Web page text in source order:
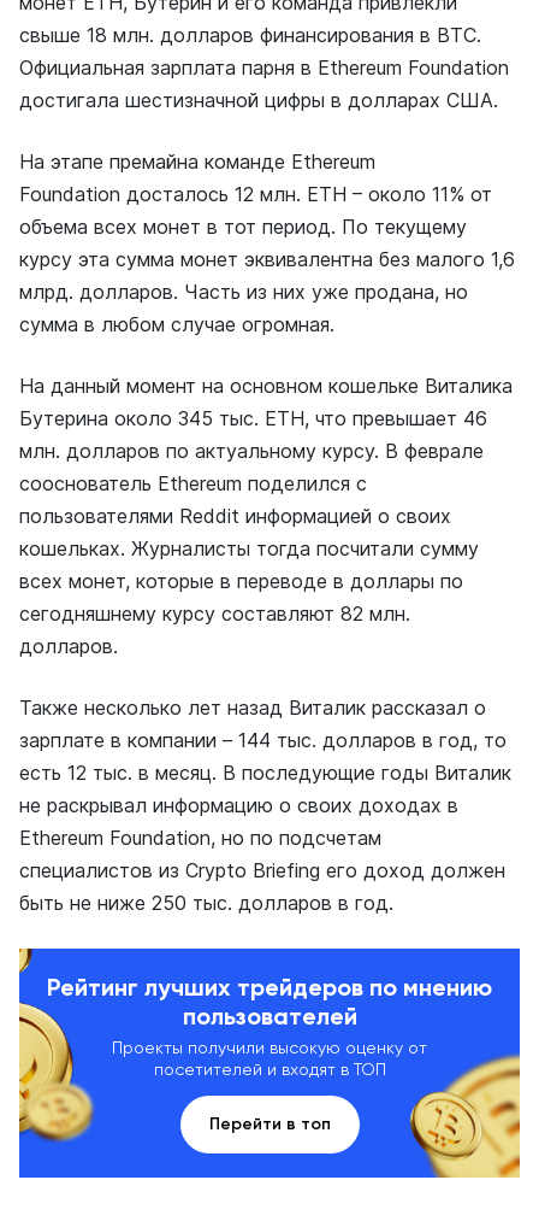
свыше 18 млн. долларов финансирования в BTC.
Официальная зарплата парня в Ethereum Foundation
достигала шестизначной цифры в долларах США.
На этапе премайна команде Ethereum
Foundation досталось 12 млн. ETH – около 11% от
объема всех монет в тот период. По текущему
курсу эта сумма монет эквивалентна без малого 1,6
млрд. долларов. Часть из них уже продана, но
сумма в любом случае огромная.
На данный момент на основном кошельке Виталика
Бутерина около 345 тыс. ETH, что превышает 46
млн. долларов по актуальному курсу. В феврале
сооснователь Ethereum поделился с
пользователями Reddit информацией о своих
кошельках. Журналисты тогда посчитали сумму
всех монет, которые в переводе в доллары по
сегодняшнему курсу составляют 82 млн.
долларов.
Также несколько лет назад Виталик рассказал о
зарплате в компании – 144 тыс. долларов в год, то
есть 12 тыс. в месяц. В последующие годы Виталик
не раскрывал информацию о своих доходах в
Ethereum Foundation, но по подсчетам
специалистов из Crypto Briefing его доход должен
быть не ниже 250 тыс. долларов в год.
Рейтинг лучших трейдеров по мнению
пользователей
Проекты получили высокую оценку от
посетителей и входят в ТОП
Перейти в топ